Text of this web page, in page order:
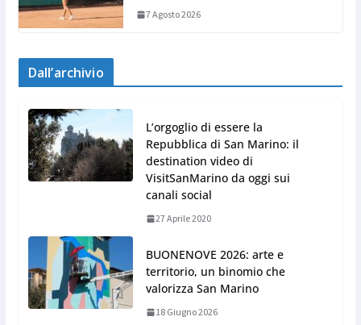
7 Agosto 2026
Dall’archivio
L’orgoglio di essere la
Repubblica di San Marino: il
destination video di
VisitSanMarino da oggi sui
canali social
27 Aprile 2020
BUONENOVE 2026: arte e
territorio, un binomio che
valorizza San Marino
18 Giugno 2026